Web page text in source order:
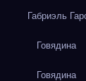
Габриэль
Говядина
Говядина